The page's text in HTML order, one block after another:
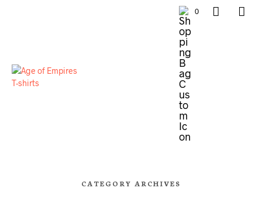
0
CATEGORY ARCHIVES